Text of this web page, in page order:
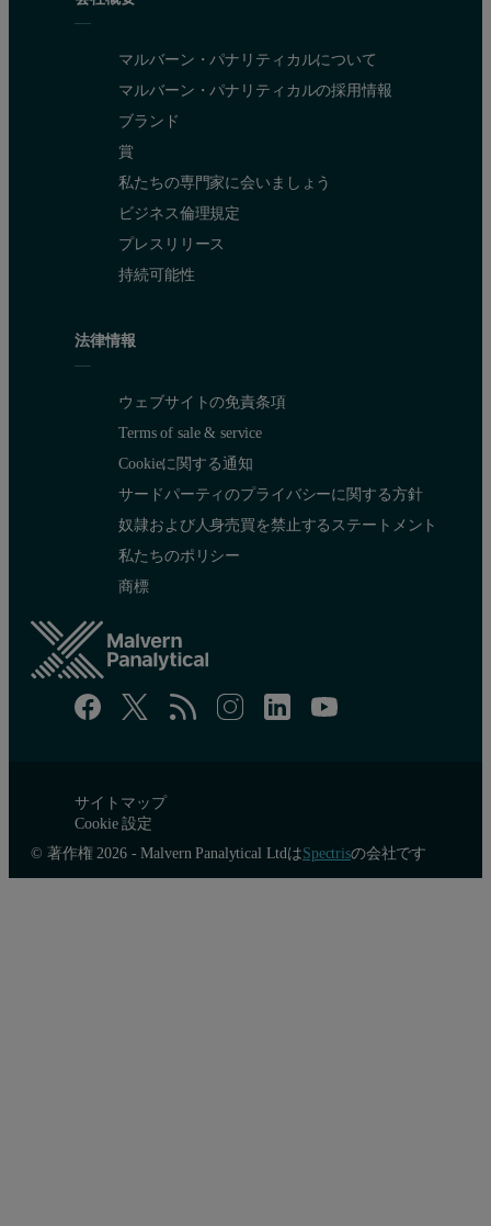
マルバーン・パナリティカルについて
マルバーン・パナリティカルの採用情報
ブランド
賞
私たちの専門家に会いましょう
ビジネス倫理規定
プレスリリース
持続可能性
法律情報
ウェブサイトの免責条項
Terms of sale & service
Cookieに関する通知
サードパーティのプライバシーに関する方針
奴隷および人身売買を禁止するステートメント
私たちのポリシー
商標
サイトマップ
Cookie 設定
© 著作権 2026 - Malvern Panalytical LtdはSpectrisの会社です